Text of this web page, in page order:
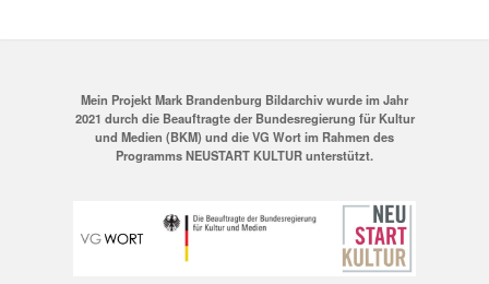
Mein Projekt Mark Brandenburg Bildarchiv wurde im Jahr
2021 durch die Beauftragte der Bundesregierung für Kultur
und Medien (BKM) und die VG Wort im Rahmen des
Programms NEUSTART KULTUR unterstützt.